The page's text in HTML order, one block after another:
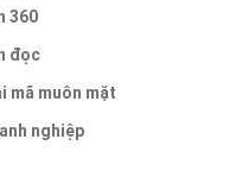
360
đọc
mã muôn mặt
nghiệp